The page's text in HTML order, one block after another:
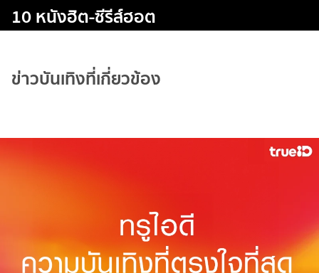
10 หนังฮิต-ซีรีส์ฮอต
ข่าวบันเทิงที่เกี่ยวข้อง